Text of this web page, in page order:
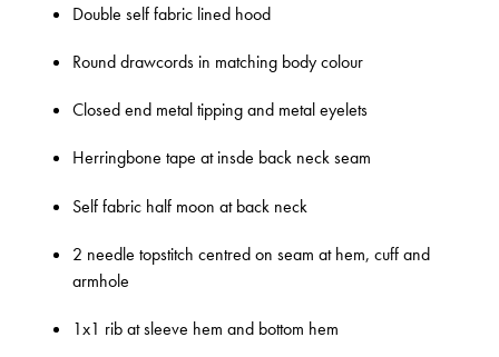
Double self fabric lined hood
Round drawcords in matching body colour
Closed end metal tipping and metal eyelets
Herringbone tape at insde back neck seam
Self fabric half moon at back neck
2 needle topstitch centred on seam at hem, cuff and
armhole
1x1 rib at sleeve hem and bottom hem